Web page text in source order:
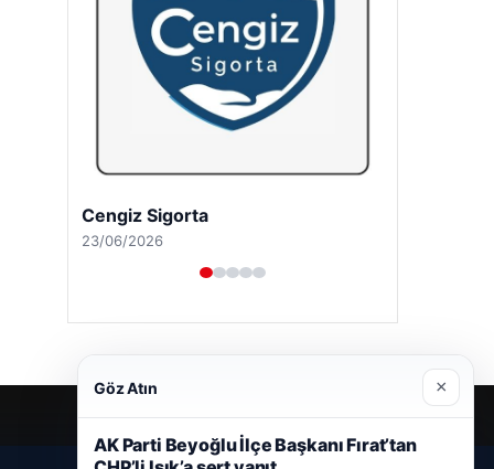
Cengiz Sigorta
23/06/2026
Göz Atın ×
AK Parti Beyoğlu İlçe Başkanı Fırat’tan